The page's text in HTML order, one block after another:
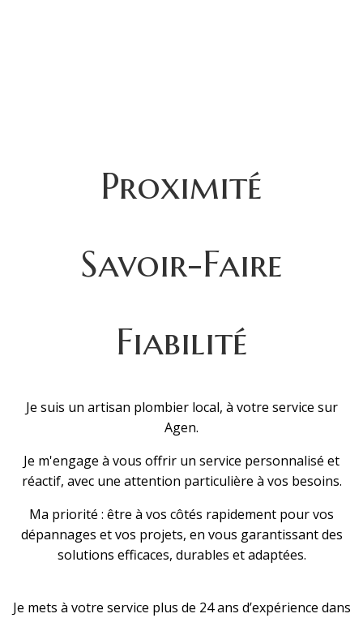
Proximité
Savoir-Faire
Fiabilité
Je suis un artisan plombier local, à votre service sur
Agen.
Je m'engage à vous offrir un service personnalisé et
réactif, avec une attention particulière à vos besoins.
Ma priorité : être à vos côtés rapidement pour vos
dépannages et vos projets, en vous garantissant des
solutions efficaces, durables et adaptées.
Je mets à votre service plus de 24 ans d’expérience dans